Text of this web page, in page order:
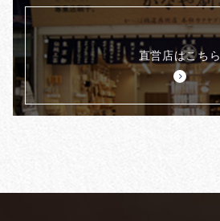
直営店はこちら